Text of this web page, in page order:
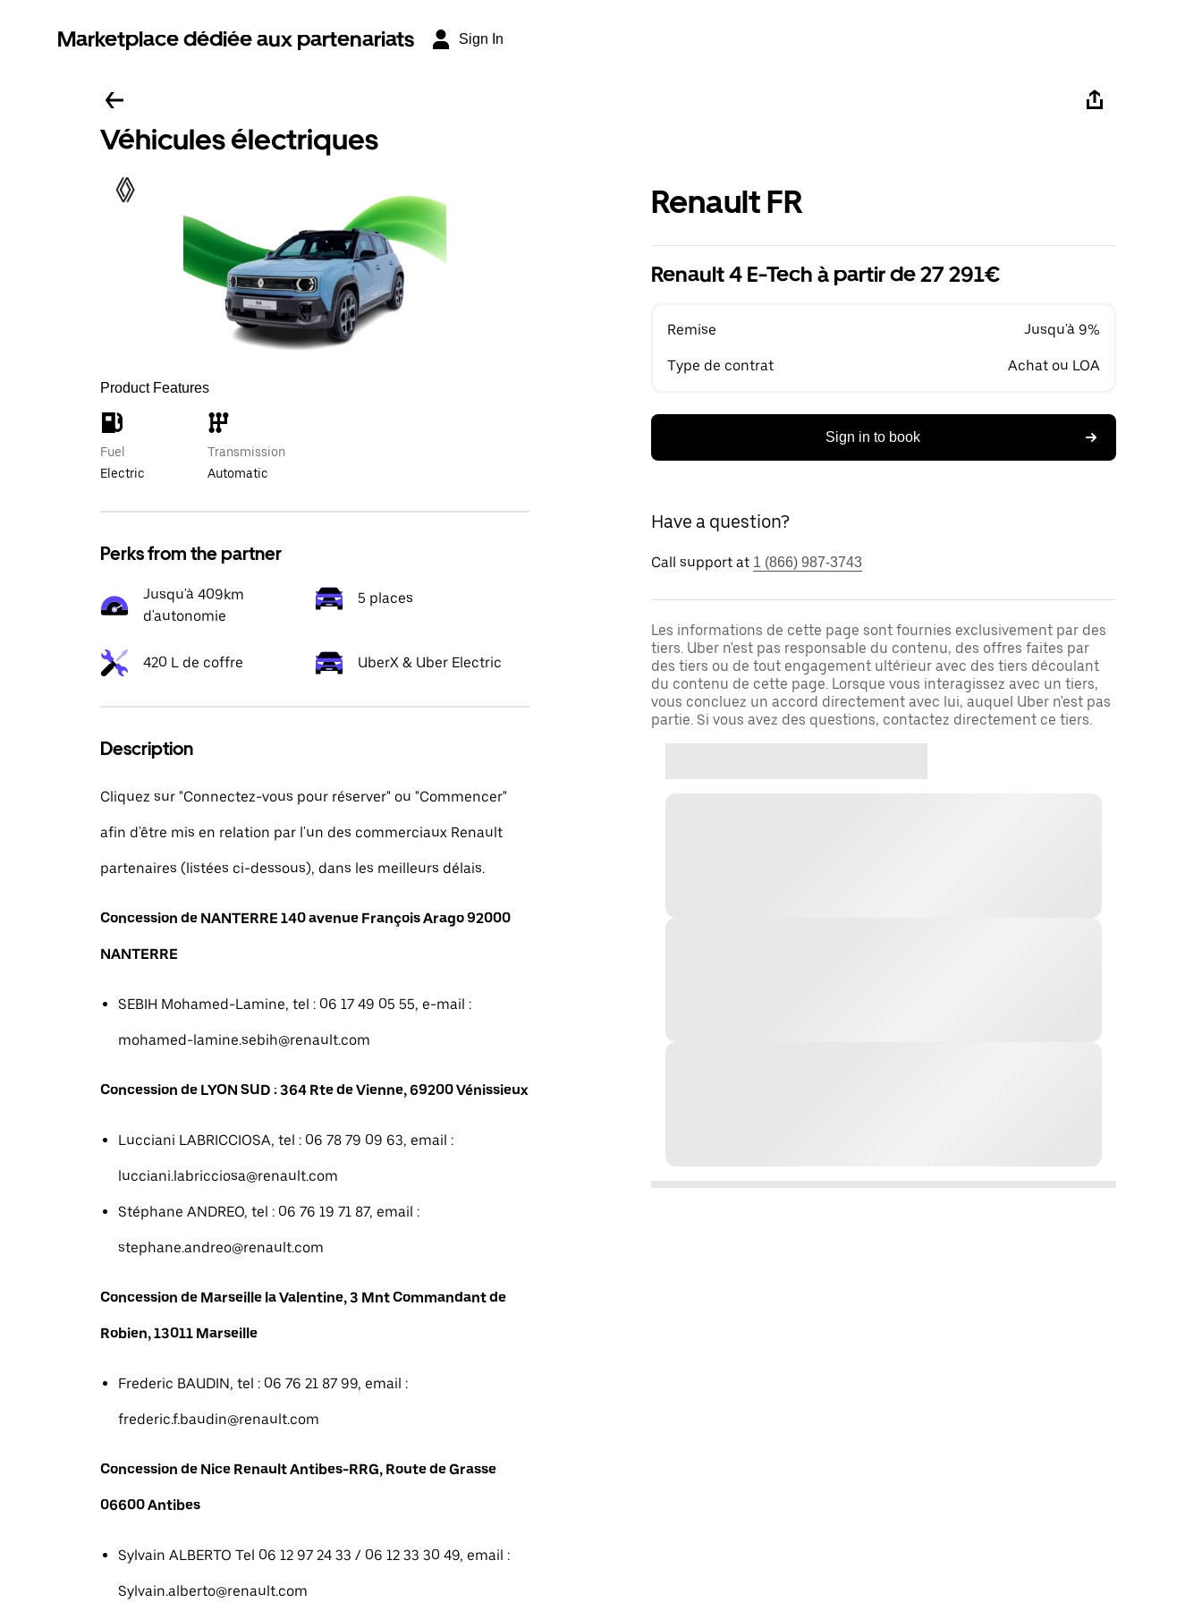
Marketplace dédiée aux partenariats Sign In
Véhicules électriques
Product Features
Fuel
Electric
Transmission
Automatic
Perks from the partner
Jusqu'à 409km
d'autonomie
5 places
420 L de coffre UberX & Uber Electric
Description
Cliquez sur "Connectez-vous pour réserver" ou "Commencer"
afin d'être mis en relation par l'un des commerciaux Renault
partenaires (listées ci-dessous), dans les meilleurs délais.
Concession de NANTERRE 140 avenue François Arago 92000
NANTERRE
SEBIH Mohamed-Lamine, tel : 06 17 49 05 55, e-mail :
mohamed-lamine.sebih@renault.com
Concession de LYON SUD : 364 Rte de Vienne, 69200 Vénissieux
Lucciani LABRICCIOSA, tel : 06 78 79 09 63, email :
lucciani.labricciosa@renault.com
Stéphane ANDREO, tel : 06 76 19 71 87, email :
stephane.andreo@renault.com
Concession de Marseille la Valentine, 3 Mnt Commandant de
Robien, 13011 Marseille
Frederic BAUDIN, tel : 06 76 21 87 99, email :
frederic.f.baudin@renault.com
Concession de Nice Renault Antibes-RRG, Route de Grasse
06600 Antibes
Sylvain ALBERTO Tel 06 12 97 24 33 / 06 12 33 30 49, email :
Sylvain.alberto@renault.com
Renault FR
Renault 4 E-Tech à partir de 27 291€
Remise Jusqu'à 9%
Type de contrat Achat ou LOA
Sign in to book
Have a question?
Call support at 1 (866) 987-3743
Les informations de cette page sont fournies exclusivement par des
tiers. Uber n'est pas responsable du contenu, des offres faites par
des tiers ou de tout engagement ultérieur avec des tiers découlant
du contenu de cette page. Lorsque vous interagissez avec un tiers,
vous concluez un accord directement avec lui, auquel Uber n'est pas
partie. Si vous avez des questions, contactez directement ce tiers.